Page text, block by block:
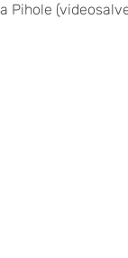
Pihole